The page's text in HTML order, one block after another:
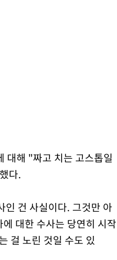
대해 "짜고 치는 고스톱일
다.
인 건 사실이다. 그것만 아
대한 수사는 당연히 시작
걸 노린 것일 수도 있